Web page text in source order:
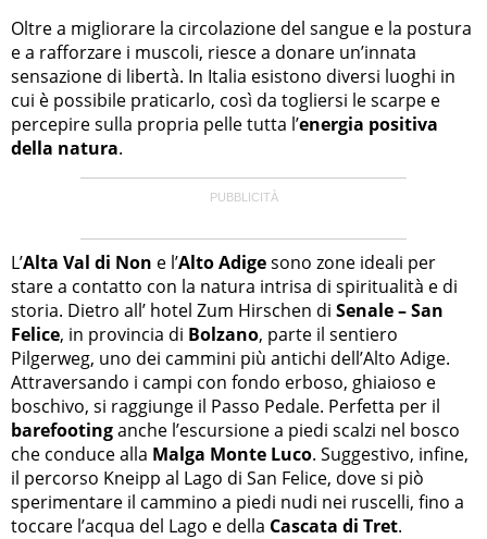
Oltre a migliorare la circolazione del sangue e la postura
e a rafforzare i muscoli, riesce a donare un’innata
sensazione di libertà. In Italia esistono diversi luoghi in
cui è possibile praticarlo, così da togliersi le scarpe e
percepire sulla propria pelle tutta l’energia positiva
della natura.
L’Alta Val di Non e l’Alto Adigesono zone ideali per
stare a contatto con la natura intrisa di spiritualità e di
storia. Dietro all’ hotel Zum Hirschen di Senale – San
Felice, in provincia di Bolzano, parte il sentiero
Pilgerweg, uno dei cammini più antichi dell’Alto Adige.
Attraversando i campi con fondo erboso, ghiaioso e
boschivo, si raggiunge il Passo Pedale. Perfetta per il
barefootinganche l’escursione a piedi scalzi nel bosco
che conduce alla Malga Monte Luco. Suggestivo, infine,
il percorso Kneipp al Lago di San Felice, dove si piò
sperimentare il cammino a piedi nudi nei ruscelli, fino a
toccare l’acqua del Lago e della Cascata di Tret.